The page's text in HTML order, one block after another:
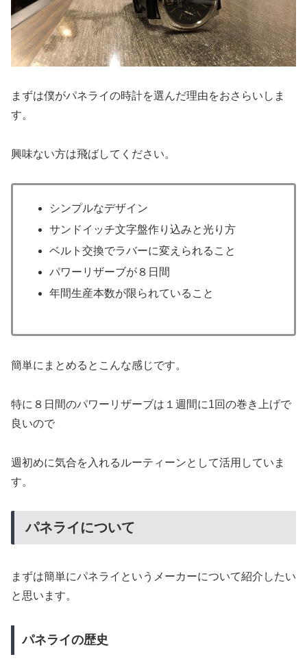
まずは僕がパネライの時計を選んだ理由をおさらいしま
す。
興味ない方は飛ばしてください。
シンプルなデザイン
サンドイッチ文字盤作り込みと光り方
ベルト交換でラバーに変えられること
パワーリザーブが８日間
年間生産本数が限られていること
簡単にまとめるとこんな感じです。
特に８日間のパワーリザーブは１週間に1回の巻き上げで
良いので
週初めに気合を入れるルーティーンとして活用していま
す。
パネライについて
まずは簡単にパネライというメーカーについて紹介したい
と思います。
パネライの歴史